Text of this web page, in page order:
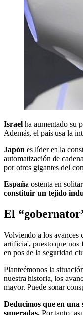
Israel ha aumentado su
Además, el país usa la
Japón es líder en la
automatización de
por otros gigantes del
España ostenta en
constituir un tejido
El
Volviendo a los avances
artificial, puesto que nos
en pos de la seguridad
Planteémonos la
nuestra historia, los
mayor. Puede sonar
Deducimos que en
superadas. Por tanto,